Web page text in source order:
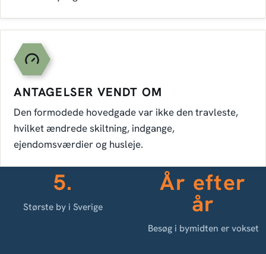
ANTAGELSER VENDT OM
Den formodede hovedgade var ikke den travleste,
hvilket ændrede skiltning, indgange,
ejendomsværdier og husleje.
5.
Største by i Sverige
År efter
år
Besøg i bymidten er vokset